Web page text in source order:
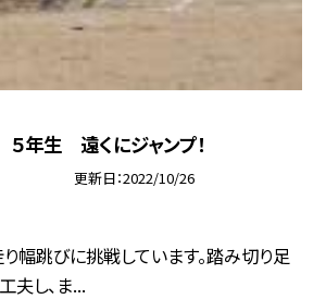
５年生 遠くにジャンプ！
更新日 2022/10/26
幅跳びに挑戦しています。踏み切り足
夫し、ま...